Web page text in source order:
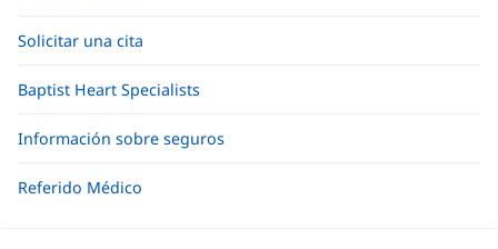
Solicitar una cita
Baptist Heart Specialists
Información sobre seguros
Referido Médico